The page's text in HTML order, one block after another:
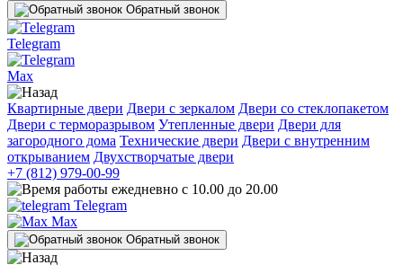
Обратный звонок
Telegram
Max
Квартирные двери Двери с зеркалом Двери со стеклопакетом
Двери с терморазрывом Утепленные двери Двери для
загородного дома Технические двери Двери с внутренним
открыванием Двухстворчатые двери
+7 (812) 979-00-99
ежедневно с 10.00 до 20.00
Telegram
Max
Обратный звонок